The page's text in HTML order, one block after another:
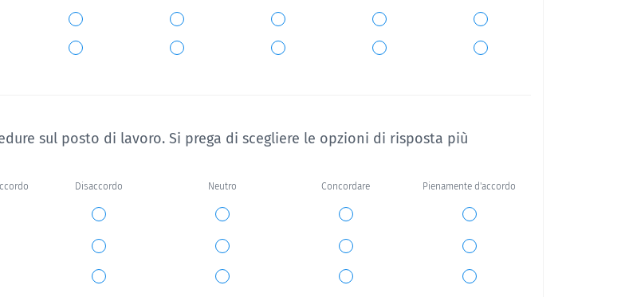
sul posto di lavoro. Si prega di scegliere le opzioni di risposta più
Disaccordo Neutro Concordare Pienamente d'accordo